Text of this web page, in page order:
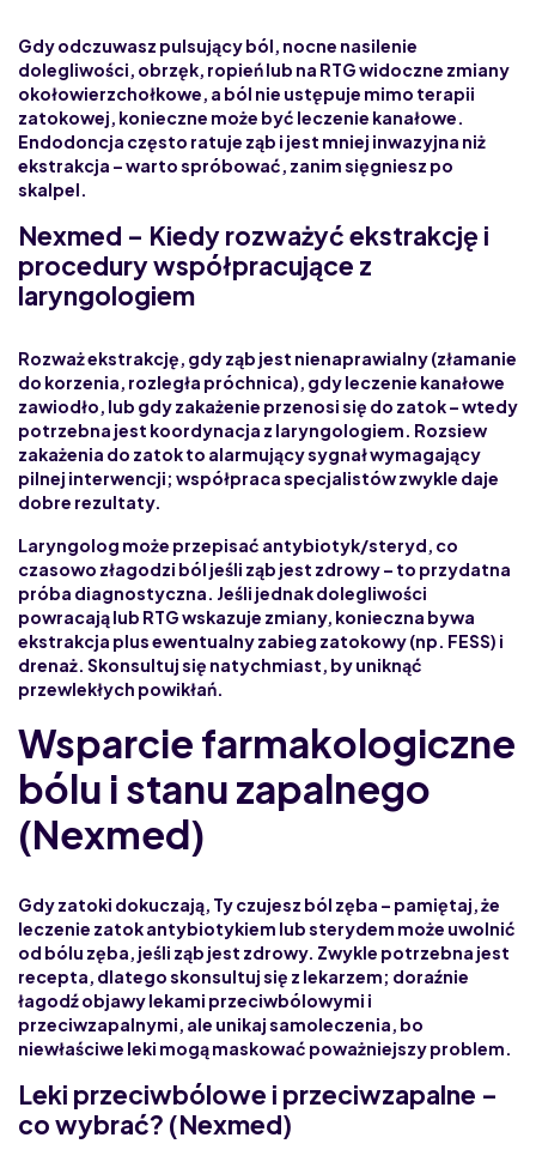
Gdy odczuwasz pulsujący ból, nocne nasilenie
dolegliwości, obrzęk, ropień lub na RTG widoczne zmiany
okołowierzchołkowe, a ból nie ustępuje mimo terapii
zatokowej, konieczne może być leczenie kanałowe.
Endodoncja często ratuje ząb i jest mniej inwazyjna niż
ekstrakcja – warto spróbować, zanim sięgniesz po
skalpel.
Nexmed – Kiedy rozważyć ekstrakcję i
procedury współpracujące z
laryngologiem
Rozważ ekstrakcję, gdy ząb jest nienaprawialny (złamanie
do korzenia, rozległa próchnica), gdy leczenie kanałowe
zawiodło, lub gdy zakażenie przenosi się do zatok – wtedy
potrzebna jest koordynacja z laryngologiem. Rozsiew
zakażenia do zatokto alarmujący sygnał wymagający
pilnej interwencji; współpraca specjalistów zwykle daje
dobre rezultaty.
Laryngolog może przepisać antybiotyk/steryd, co
czasowo złagodzi ból jeśli ząb jest zdrowy – to przydatna
próba diagnostyczna. Jeśli jednak dolegliwości
powracają lub RTG wskazuje zmiany, konieczna bywa
ekstrakcja plus ewentualny zabieg zatokowy (np. FESS) i
drenaż. Skonsultuj się natychmiast, by uniknąć
przewlekłych powikłań.
Wsparcie farmakologiczne
bólu i stanu zapalnego
(Nexmed)
Gdy zatoki dokuczają, Ty czujesz ból zęba – pamiętaj, że
leczenie zatok antybiotykiem lub sterydem może uwolnić
od bólu zęba, jeśli ząb jest zdrowy. Zwykle potrzebna jest
recepta, dlatego skonsultuj się z lekarzem; doraźnie
łagodź objawy lekami przeciwbólowymi i
przeciwzapalnymi, ale unikaj samoleczenia, bo
niewłaściwe leki mogą maskować poważniejszy problem.
Leki przeciwbólowe i przeciwzapalne –
co wybrać? (Nexmed)